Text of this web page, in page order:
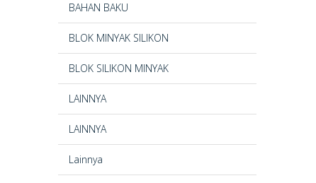
BAHAN BAKU
BLOK MINYAK SILIKON
BLOK SILIKON MINYAK
LAINNYA
LAINNYA
Lainnya